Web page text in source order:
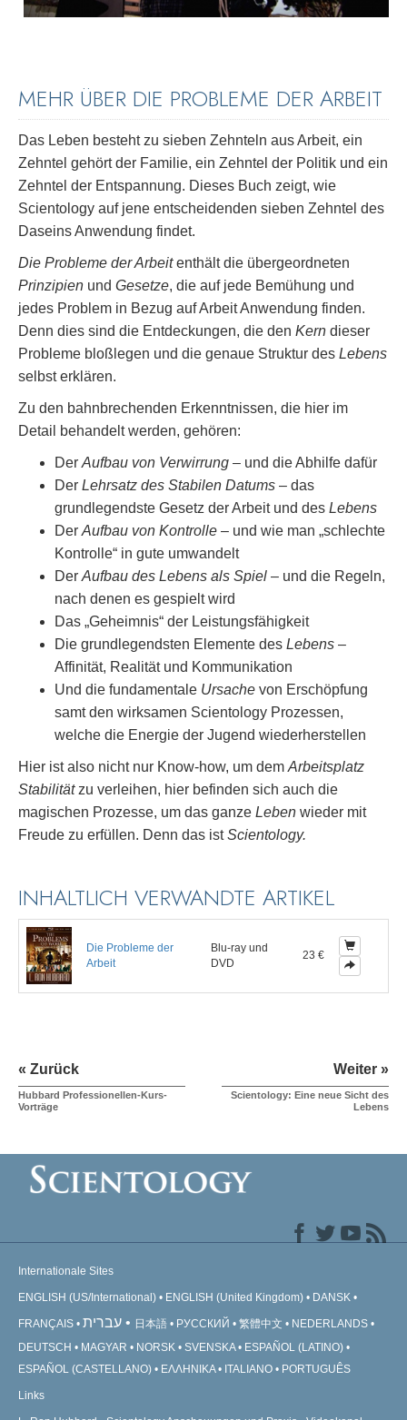
MEHR ÜBER DIE PROBLEME DER ARBEIT
Das Leben besteht zu sieben Zehnteln aus Arbeit, ein
Zehntel gehört der Familie, ein Zehntel der Politik und ein
Zehntel der Entspannung. Dieses Buch zeigt, wie
Scientology auf jene entscheidenden sieben Zehntel des
Daseins Anwendung findet.
Die Probleme der Arbeitenthält die übergeordneten
Prinzipien und Gesetze, die auf jede Bemühung und
jedes Problem in Bezug auf Arbeit Anwendung finden.
Denn dies sind die Entdeckungen, die den Kern dieser
Probleme bloßlegen und die genaue Struktur des Lebens
selbst erklären.
Zu den bahnbrechenden Erkenntnissen, die hier im
Detail behandelt werden, gehören:
Der Aufbau von Verwirrung – und die Abhilfe dafür
Der Lehrsatz des Stabilen Datums – das
grundlegendste Gesetz der Arbeit und des Lebens
Der Aufbau von Kontrolle – und wie man „schlechte
Kontrolle“ in gute umwandelt
Der Aufbau des Lebens als Spiel – und die Regeln,
nach denen es gespielt wird
Das „Geheimnis“ der Leistungsfähigkeit
Die grundlegendsten Elemente des Lebens –
Affinität, Realität und Kommunikation
Und die fundamentale Ursache von Erschöpfung
samt den wirksamen Scientology Prozessen,
welche die Energie der Jugend wiederherstellen
Hier ist also nicht nur Know-how, um dem Arbeitsplatz
Stabilitätzu verleihen, hier befinden sich auch die
magischen Prozesse, um das ganze Leben wieder mit
Freude zu erfüllen. Denn das istScientology.
INHALTLICH VERWANDTE ARTIKEL
Die Probleme der
Arbeit
Blu-ray und
DVD
23 €
« Zurück
Hubbard Professionellen-Kurs-
Vorträge
Weiter »
Scientology: Eine neue Sicht des
Lebens
Internationale Sites
ENGLISH (US/International) ENGLISH (United Kingdom) DANSK
FRANÇAIS עברית 日本語 РУССКИЙ 繁體中文
NEDERLANDS
DEUTSCH
MAGYAR NORSK SVENSKA
ESPAÑOL (LATINO)
ESPAÑOL (CASTELLANO)
ΕΛΛΗΝΙΚA ITALIANO PORTUGUÊS
Links